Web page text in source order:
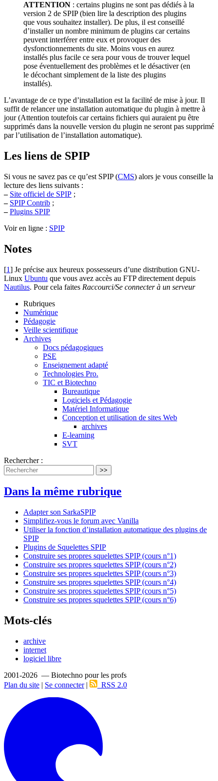
ATTENTION : certains plugins ne sont pas dédiés à la
version 2 de SPIP (bien lire la description des plugins
que vous souhaitez installer). De plus, il est conseillé
d’installer un nombre minimum de plugins car certains
peuvent interférer entre eux et provoquer des
dysfonctionnements du site. Moins vous en aurez
installés plus facile ce sera pour vous de trouver lequel
pose éventuellement des problèmes et le désactiver (en
le décochant simplement de la liste des plugins
installés).
L’avantage de ce type d’installation est la facilité de mise à jour. Il
suffit de relancer une installation automatique du plugin à mettre à
jour (Attention toutefois car certains fichiers qui auraient pu être
supprimés dans la nouvelle version du plugin ne seront pas supprimé
par l’utilisation de l’installation automatique).
Les liens de SPIP
Si vous ne savez pas ce qu’est SPIP (CMS) alors je vous conseille la
lecture des liens suivants :
– Site officiel de SPIP ;
– SPIP Contrib ;
– Plugins SPIP
Voir en ligne : SPIP
Notes
[1] Je précise aux heureux possesseurs d’une distribution GNU-
Linux Ubuntu que vous avez accès au FTP directement depuis
Nautilus. Pour cela faites Raccourci/Se connecter à un serveur
Rubriques
Numérique
Pédagogie
Veille scientifique
Archives
Docs pédagogiques
PSE
Enseignement adapté
Technologies Pro.
TIC et Biotechno
Bureautique
Logiciels et Pédagogie
Matériel Informatique
Conception et utilisation de sites Web
archives
E-learning
SVT
Rechercher :
>>
Dans la même rubrique
Adapter son SarkaSPIP
Simplifiez-vous le forum avec Vanilla
Utiliser la fonction d’installation automatique des plugins de
SPIP
Plugins de Squelettes SPIP
Construire ses propres squelettes SPIP (cours n°1)
Construire ses propres squelettes SPIP (cours n°2)
Construire ses propres squelettes SPIP (cours n°3)
Construire ses propres squelettes SPIP (cours n°4)
Construire ses propres squelettes SPIP (cours n°5)
Construire ses propres squelettes SPIP (cours n°6)
Mots-clés
archive
internet
logiciel libre
2001-2026 — Biotechno pour les profs
Plan du site | Se connecter| RSS 2.0